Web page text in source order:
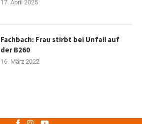
17. April 2025
Fachbach: Frau stirbt bei Unfall auf
der B260
16. März 2022